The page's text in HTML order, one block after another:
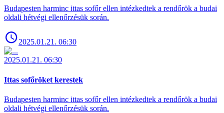
Budapesten harminc ittas sofőr ellen intézkedtek a rendőrök a budai
oldali hétvégi ellenőrzésük során.
2025.01.21. 06:30
2025.01.21. 06:30
Ittas sofőröket kerestek
Budapesten harminc ittas sofőr ellen intézkedtek a rendőrök a budai
oldali hétvégi ellenőrzésük során.